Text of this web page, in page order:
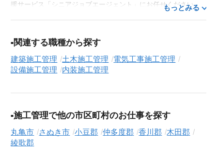
援サービス「シニアジョブエージェント」にお任せください。
的にサポートします。この求人を含む
スだけの非公開求人です。
気になる求人がございましたら、まずは「求人紹介を依頼す
イザーが、これまでのご経歴やご希望を丁寧にヒアリングし、
職務経歴書の作成から面接対策、企業との条件交渉まで、転職
活動の全プロセスを無料でサポートいたします。
もっとみる
関連する職種から探す
建築施工管理 土木施工管理
電気工事施工管理
設備施工管理
内装施工管理
施工管理で他の市区町村のお仕事を探す
丸亀市 さぬき市 小豆郡 仲多度郡 香川郡
木田郡
綾歌郡